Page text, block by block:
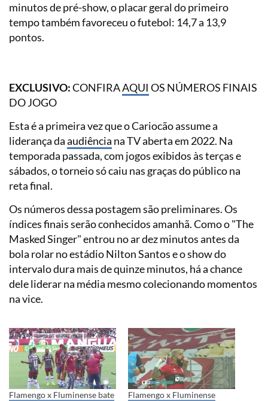
minutos de pré-show, o placar geral do primeiro
tempo também favoreceu o futebol: 14,7 a 13,9
pontos.
EXCLUSIVO:CONFIRAAQUI OS NÚMEROS FINAIS
DO JOGO
Esta é a primeira vez que o Cariocão assume a
liderança daaudiência na TV aberta em 2022. Na
temporada passada, com jogos exibidos às terças e
sábados, o torneio só caiu nas graças do público na
reta final.
Os números dessa postagem são preliminares. Os
índices finais serão conhecidos amanhã. Como o "The
Masked Singer" entrou no ar dez minutos antes da
bola rolar no estádio Nilton Santos e o show do
intervalo dura mais de quinze minutos, há a chance
dele liderar na média mesmo colecionando momentos
na vice.
Flamengo x Fluminense bate
Flamengo x Fluminense